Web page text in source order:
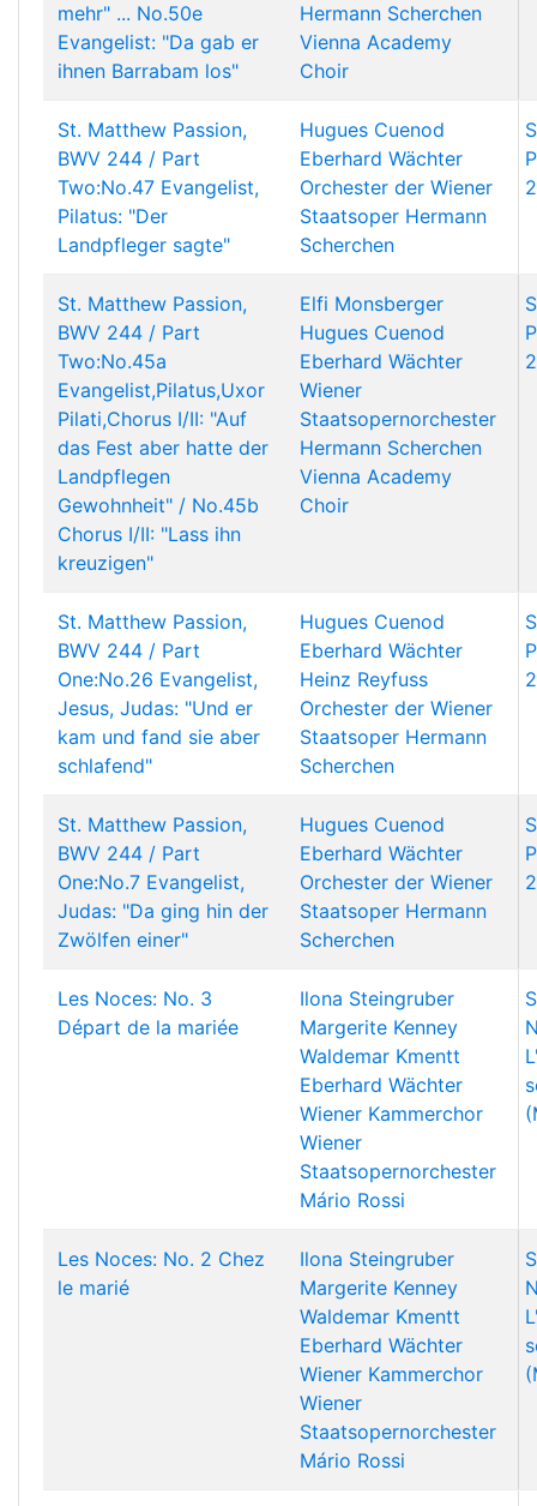
mehr" ... No.50e
Evangelist: "Da gab er
ihnen Barrabam los"
Hermann Scherchen
Vienna Academy
Choir
St. Matthew Passion,
BWV 244 / Part
Two:No.47 Evangelist,
Pilatus: "Der
Landpfleger sagte"
Hugues Cuenod
Eberhard Wächter
Orchester der Wiener
Staatsoper Hermann
Scherchen
St. Matthew Passion,
BWV 244 / Part
Two:No.45a
Evangelist,Pilatus,Uxor
Pilati,Chorus I/II: "Auf
das Fest aber hatte der
Landpflegen
Gewohnheit" / No.45b
Chorus I/II: "Lass ihn
kreuzigen"
Elfi Monsberger
Hugues Cuenod
Eberhard Wächter
Wiener
Staatsopernorchester
Hermann Scherchen
Vienna Academy
Choir
St. Matthew Passion,
BWV 244 / Part
One:No.26 Evangelist,
Jesus, Judas: "Und er
kam und fand sie aber
schlafend"
Hugues Cuenod
Eberhard Wächter
Heinz Reyfuss
Orchester der Wiener
Staatsoper Hermann
Scherchen
St. Matthew Passion,
BWV 244 / Part
One:No.7 Evangelist,
Judas: "Da ging hin der
Zwölfen einer"
Hugues Cuenod
Eberhard Wächter
Orchester der Wiener
Staatsoper Hermann
Scherchen
Les Noces: No. 3
Départ de la mariée
Ilona Steingruber
Margerite Kenney
Waldemar Kmentt
Eberhard Wächter
Wiener Kammerchor
Wiener
Staatsopernorchester
Mário Rossi
Les Noces: No. 2 Chez
le marié
Ilona Steingruber
Margerite Kenney
Waldemar Kmentt
Eberhard Wächter
Wiener Kammerchor
Wiener
Staatsopernorchester
Mário Rossi